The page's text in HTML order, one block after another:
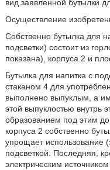
вид заявленной бутылки
Осуществление
Собственно бутылка для
подсветки) состоит из
показана), корпуса 2 и
Бутылка для напитка с
стаканом 4 для
выполнено выпуклым, а
этой выпуклостью внутрь
образованием под этим
корпуса 2 собственно
упрощает использование
подсветкой. Последняя,
электрическим